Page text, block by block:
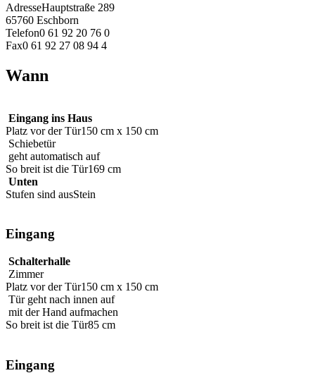
AdresseHauptstraße 289
65760 Eschborn
Telefon0 61 92 20 76 0
Fax0 61 92 27 08 94 4
Wann
Eingang ins Haus
Platz vor der Tür150 cm x 150 cm
Schiebetür
geht automatisch auf
So breit ist die Tür169 cm
Unten
Stufen sind ausStein
Eingang
Schalterhalle
Zimmer
Platz vor der Tür150 cm x 150 cm
Tür geht nach innen auf
mit der Hand aufmachen
So breit ist die Tür85 cm
Eingang